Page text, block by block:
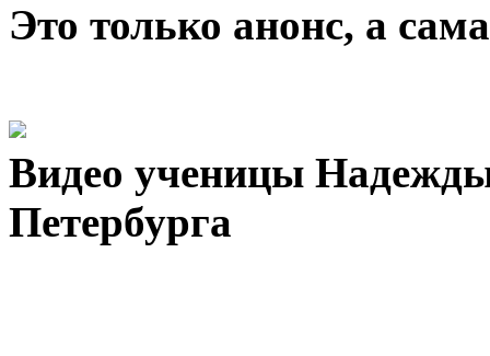
Это только анонс, а
Видео ученицы
Петербурга